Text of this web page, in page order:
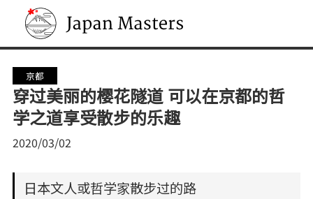
Japan Masters
京都
穿过美丽的樱花隧道 可以在京都的哲
学之道享受散步的乐趣
2020/03/02
日本文人或哲学家散步过的路